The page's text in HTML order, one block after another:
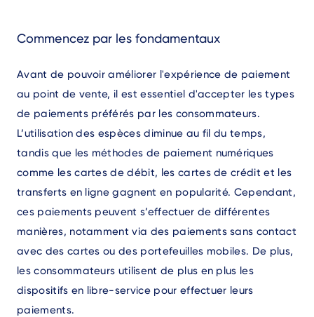
Commencez par les fondamentaux
Avant de pouvoir améliorer l'expérience de paiement
au point de vente, il est essentiel d'accepter les types
de paiements préférés par les consommateurs.
L’utilisation des espèces diminue au fil du temps,
tandis que les méthodes de paiement numériques
comme les cartes de débit, les cartes de crédit et les
transferts en ligne gagnent en popularité. Cependant,
ces paiements peuvent s’effectuer de différentes
manières, notamment via des paiements sans contact
avec des cartes ou des portefeuilles mobiles. De plus,
les consommateurs utilisent de plus en plus les
dispositifs en libre-service pour effectuer leurs
paiements.